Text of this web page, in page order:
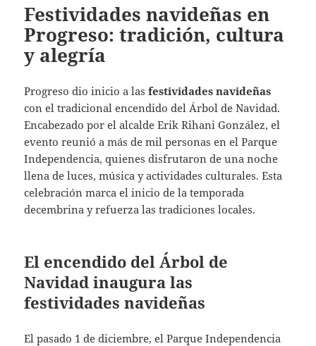
Festividades navideñas en
Progreso: tradición, cultura
y alegría
Progreso dio inicio a lasfestividades navideñas
con el tradicional encendido del Árbol de Navidad.
Encabezado por el alcalde Erik Rihani González, el
evento reunió a más de mil personas en el Parque
Independencia, quienes disfrutaron de una noche
llena de luces, música y actividades culturales. Esta
celebración marca el inicio de la temporada
decembrina y refuerza las tradiciones locales.
El encendido del Árbol de
Navidad inaugura las
festividades navideñas
El pasado 1 de diciembre, el Parque Independencia